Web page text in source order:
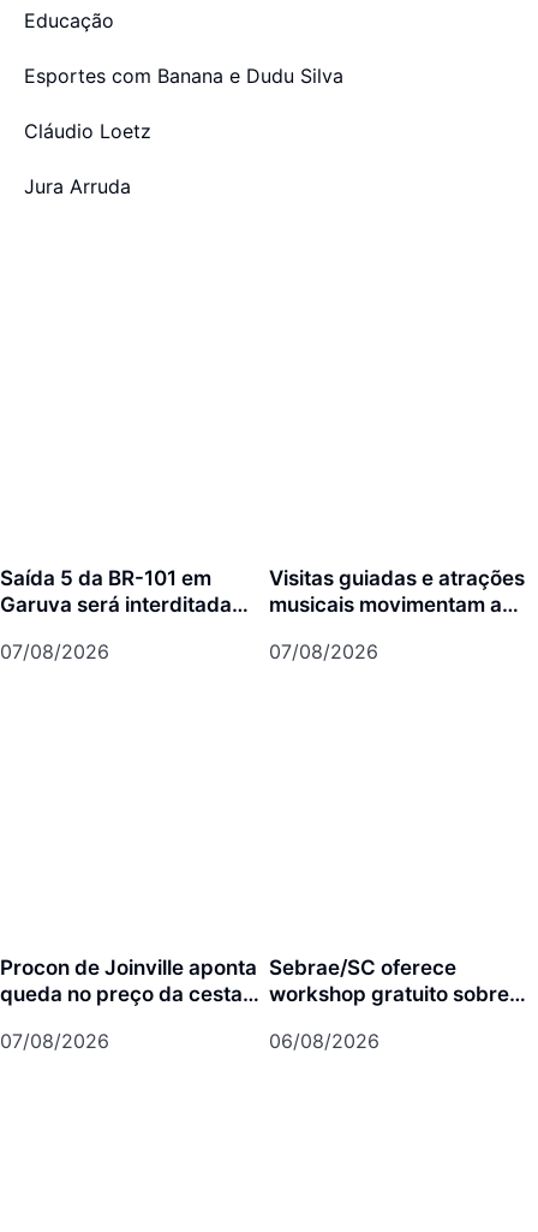
Educação
Esportes com Banana e Dudu Silva
Cláudio Loetz
Jura Arruda
Saída 5 da BR-101 em
Garuva será interditada
07/08/2026
Visitas guiadas e atrações
musicais movimentam a
em Joinville
07/08/2026
Procon de Joinville aponta
queda no preço da cesta
07/08/2026
Sebrae/SC oferece
workshop gratuito sobre
06/08/2026